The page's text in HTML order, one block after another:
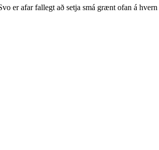
er afar fallegt að setja smá grænt ofan á